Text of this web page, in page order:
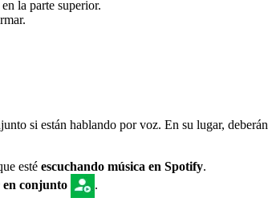
la parte superior.
si están hablando por voz. En su lugar, deberán
esté escuchando música en Spotify.
en conjunto .